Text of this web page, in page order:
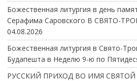
Божественная литургия в день
Серафима Саровского В СВЯТО-
04.08.2026
Божественная литургия в Свято-
Будапешта в Неделю 9-ю по
РУССКИЙ ПРИХОД ВО ИМЯ